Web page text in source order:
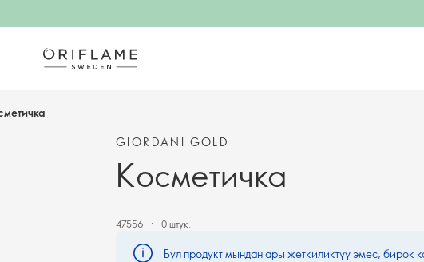
GIORDANI GOLD
Косметичка
47556 0 штук.
Бул продукт мындан ары жеткиликтүү эмес, бирок